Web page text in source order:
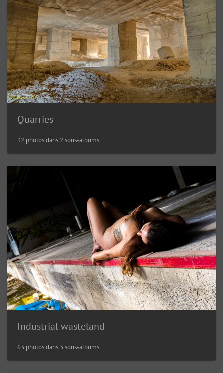
Quarries
32 photos dans 2 sous-albums
Industrial wasteland
63 photos dans 3 sous-albums